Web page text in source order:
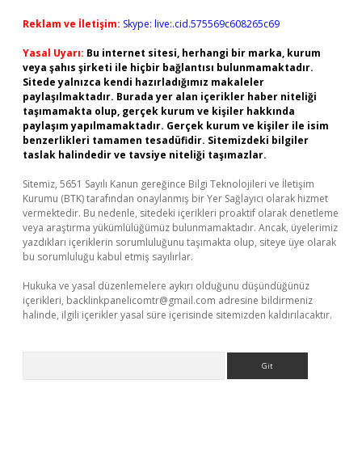
Reklam ve İletişim: Skype: live:.cid.575569c608265c69
Yasal Uyarı: Bu internet sitesi, herhangi bir marka, kurum
veya şahıs şirketi ile hiçbir bağlantısı bulunmamaktadır.
Sitede yalnızca kendi hazırladığımız makaleler
paylaşılmaktadır. Burada yer alan içerikler haber niteliği
taşımamakta olup, gerçek kurum ve kişiler hakkında
paylaşım yapılmamaktadır. Gerçek kurum ve kişiler ile isim
benzerlikleri tamamen tesadüfidir. Sitemizdeki bilgiler
taslak halindedir ve tavsiye niteliği taşımazlar.
Sitemiz, 5651 Sayılı Kanun gereğince Bilgi Teknolojileri ve İletişim
Kurumu (BTK) tarafından onaylanmış bir Yer Sağlayıcı olarak hizmet
vermektedir. Bu nedenle, sitedeki içerikleri proaktif olarak denetleme
veya araştırma yükümlülüğümüz bulunmamaktadır. Ancak, üyelerimiz
yazdıkları içeriklerin sorumluluğunu taşımakta olup, siteye üye olarak
bu sorumluluğu kabul etmiş sayılırlar.
Hukuka ve yasal düzenlemelere aykırı olduğunu düşündüğünüz
içerikleri, backlinkpanelicomtr@gmail.com adresine bildirmeniz
halinde, ilgili içerikler yasal süre içerisinde sitemizden kaldırılacaktır.